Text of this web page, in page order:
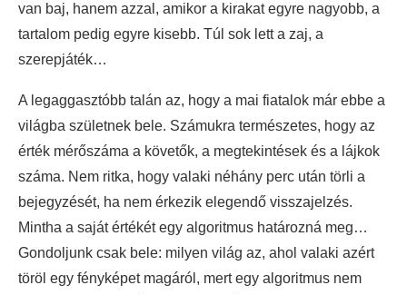
van baj, hanem azzal, amikor a kirakat egyre nagyobb, a
tartalom pedig egyre kisebb. Túl sok lett a zaj, a
szerepjáték…
A legaggasztóbb talán az, hogy a mai fiatalok már ebbe a
világba születnek bele. Számukra természetes, hogy az
érték mérőszáma a követők, a megtekintések és a lájkok
száma. Nem ritka, hogy valaki néhány perc után törli a
bejegyzését, ha nem érkezik elegendő visszajelzés.
Mintha a saját értékét egy algoritmus határozná meg…
Gondoljunk csak bele: milyen világ az, ahol valaki azért
töröl egy fényképet magáról, mert egy algoritmus nem